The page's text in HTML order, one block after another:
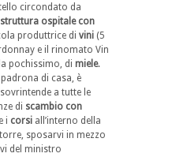
circondato da
struttura ospitale con
produttrice di vini (5
e il rinomato Vin
pochissimo, di miele.
padrona di casa, è
a tutte le
di scambio con
e i corsi all’interno della
sposarvi in mezzo
del ministro